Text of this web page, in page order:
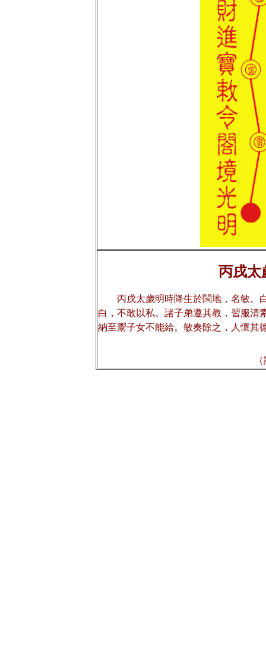
丙戌太
丙戌太歲明時降生於閩地，名敏。
白，不敢以私。諸子弟遵其教，習服清
納至鬻子女不能給。敏奏除之，人懷其